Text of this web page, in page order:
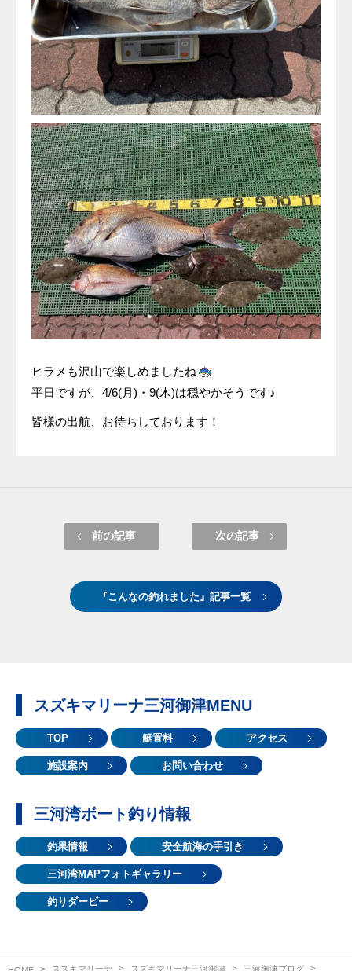
ヒラメも沢山で楽しめましたね
平日ですが、4/6(月)・9(木)は穏やかそうです♪
皆様の出航、お待ちしております！
前の記事 次の記事
『こんなの釣れました』記事一覧
スズキマリーナ三河御津MENU
TOP 艇置料 アクセス
施設案内 お問い合わせ
三河湾ボート釣り情報
釣果情報 安全航海の手引き
三河湾MAPフォトギャラリー
釣りダービー
スズキマリーナ スズキマリーナ三河御津 三河御津ブログ